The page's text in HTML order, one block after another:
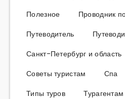
Полезное
Проводник
Путеводитель
Санкт-Петербург и область
Советы туристам
Спа
Типы туров
Турагентам